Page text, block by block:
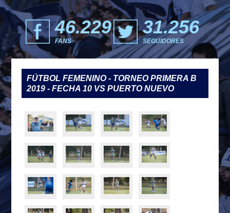
46.229
FANS
31.256
SEGUIDORES
FÚTBOL FEMENINO - TORNEO PRIMERA B
2019 - FECHA 10 VS PUERTO NUEVO